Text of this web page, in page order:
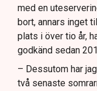
med en
bort, annars inget
plats i över tio år,
godkänd sedan
– Dessutom har
två senaste